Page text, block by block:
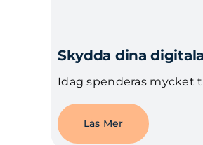
Skydda dina
Idag spenderas mycket
Läs Mer